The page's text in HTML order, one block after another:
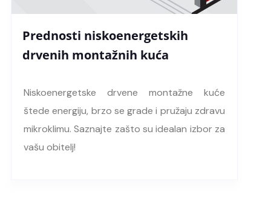
Prednosti niskoenergetskih
drvenih montažnih kuća
Niskoenergetske drvene montažne kuće
štede energiju, brzo se grade i pružaju zdravu
mikroklimu. Saznajte zašto su idealan izbor za
vašu obitelj!